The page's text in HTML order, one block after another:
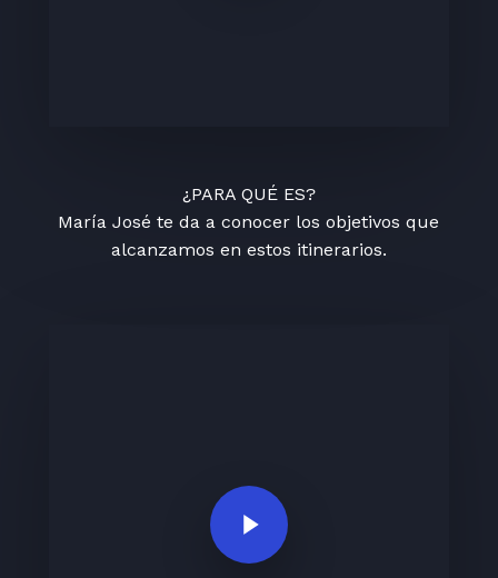
¿PARA QUÉ ES?
María José te da a conocer los objetivos que
alcanzamos en estos itinerarios.
Play Video